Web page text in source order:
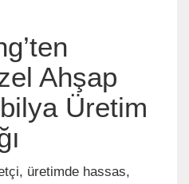
Ahşap
Üretim
üretimde hassas,